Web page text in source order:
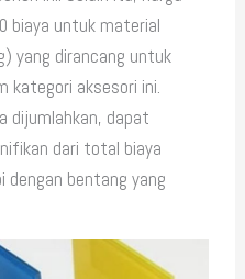
biaya untuk material
yang dirancang untuk
kategori aksesori ini.
dijumlahkan, dapat
dari total biaya
dengan bentang yang